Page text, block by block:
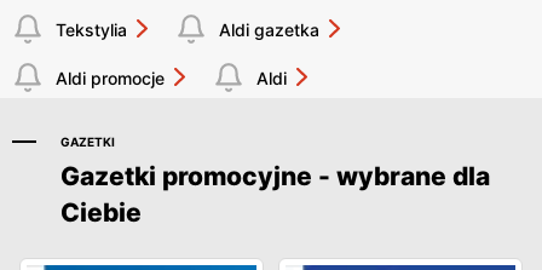
Tekstylia Aldi gazetka
Aldi promocje Aldi
GAZETKI
Gazetki promocyjne - wybrane dla
Ciebie